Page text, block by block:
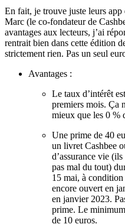
En fait, je trouve juste leurs
Marc (le co-fondateur de
avantages aux lecteurs, j’ai
rentrait bien dans cette édition
strictement rien. Pas un seul
Avantages :
Le taux d’intérêt
premiers mois. Ça
mieux que les 0 %
Une prime de 40
un livret Cashbee
d’assurance vie
pas mal du tout)
15 mai, à
encore ouvert en
en janvier 2023.
prime. Le
de 10 euros.